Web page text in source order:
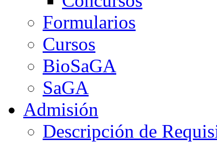
Formularios
Cursos
BioSaGA
SaGA
Admisión
Descripción de